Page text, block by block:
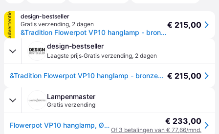
advertentie
design-bestseller
Gratis verzending, 2 dagen
&Tradition Flowerpot VP10 hanglamp - bronzed brass - goud
€ 215,00
design-bestseller
Laagste prijs·Gratis verzending, 2 dagen
&Tradition Flowerpot VP10 hanglamp - bronzed brass - goud € 215,00
Lampenmaster
Gratis verzending
Flowerpot VP10 hanglamp, Ø 16 cm, messing - &TRADITION - Woonkamer - Designer - Metaal - Met lampenkap € 233,00
Of 3 betalingen van € 77,66/mnd.